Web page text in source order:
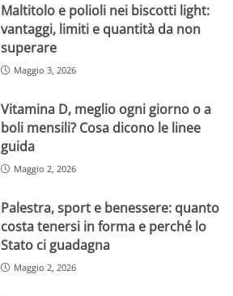
Maltitolo e polioli nei biscotti light:
vantaggi, limiti e quantità da non
superare
Maggio 3, 2026
Vitamina D, meglio ogni giorno o a
boli mensili? Cosa dicono le linee
guida
Maggio 2, 2026
Palestra, sport e benessere: quanto
costa tenersi in forma e perché lo
Stato ci guadagna
Maggio 2, 2026